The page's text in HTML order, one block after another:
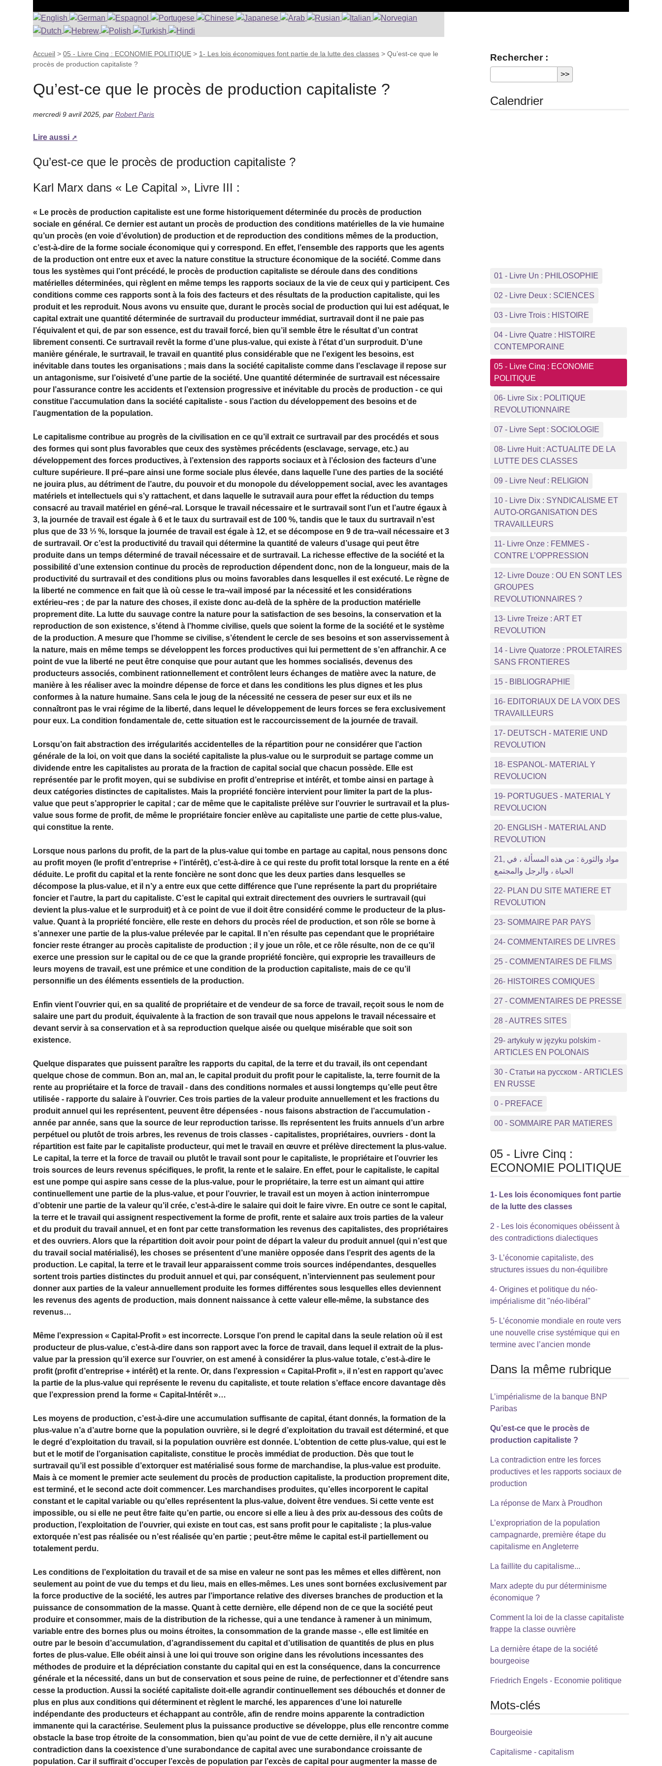
Accueil >05 - Livre Cinq : ECONOMIE POLITIQUE > 1- Les lois économiques font partie de la lutte des classes >Qu’est-ce que le
procès de production capitaliste ?
Qu’est-ce que le procès de production capitaliste ?
mercredi 9 avril 2025 ,parRobert Paris
Lire aussi
Qu’est-ce que le procès de production capitaliste ?
Karl Marx dans « Le Capital », Livre III :
« Le procès de production capitaliste est une forme historiquement déterminée du procès de production
sociale en général. Ce dernier est autant un procès de production des conditions matérielles de la vie humaine
qu’un procès (en voie d’évolution) de production et de reproduction des conditions mêmes de la production,
c’est-à-dire de la forme sociale économique qui y correspond. En effet, l’ensemble des rapports que les agents
de la production ont entre eux et avec la nature constitue la structure économique de la société. Comme dans
tous les systèmes qui l’ont précédé, le procès de production capitaliste se déroule dans des conditions
matérielles déterminées, qui règlent en même temps les rapports sociaux de la vie de ceux qui y participent. Ces
conditions comme ces rapports sont à la fois des facteurs et des résultats de la production capitaliste, qui les
produit et les reproduit. Nous avons vu ensuite que, durant le procès social de production qui lui est adéquat, le
capital extrait une quantité déterminée de surtravail du producteur immédiat, surtravail dont il ne paie pas
l’équivalent et qui, de par son essence, est du travail forcé, bien qu’il semble être le résultat d’un contrat
librement consenti. Ce surtravail revêt la forme d’une plus-value, qui existe à l’état d’un surproduit. D’une
manière générale, le surtravail, le travail en quantité plus considérable que ne l’exigent les besoins, est
inévitable dans toutes les organisations ; mais dans la société capitaliste comme dans l’esclavage il repose sur
un antagonisme, sur l’oisiveté d’une partie de la société. Une quantité déterminée de surtravail est nécessaire
pour l’assurance contre les accidents et l’extension progressive et inévitable du procès de production - ce qui
constitue l’accumulation dans la société capitaliste - sous l’action du développement des besoins et de
l’augmentation de la population.
Le capitalisme contribue au progrès de la civilisation en ce qu’il extrait ce surtravail par des procédés et sous
des formes qui sont plus favorables que ceux des systèmes précédents (esclavage, servage, etc.) au
développement des forces productives, à l’extension des rapports sociaux et à l’éclosion des facteurs d’une
culture supérieure. Il pré¬pare ainsi une forme sociale plus élevée, dans laquelle l’une des parties de la société
ne jouira plus, au détriment de l’autre, du pouvoir et du monopole du développement social, avec les avantages
matériels et intellectuels qui s’y rattachent, et dans laquelle le sutravail aura pour effet la réduction du temps
consacré au travail matériel en géné¬ral. Lorsque le travail nécessaire et le surtravail sont l’un et l’autre égaux à
3, la journée de travail est égale à 6 et le taux du surtravail est de 100 %, tandis que le taux du surtravail n’est
plus que de 33 ⅓ %, lorsque la journée de travail est égale à 12, et se décompose en 9 de tra¬vail nécessaire et 3
de surtravail. Or c’est la productivité du travail qui détermine la quantité de valeurs d’usage qui peut être
produite dans un temps déterminé de travail nécessaire et de surtravail. La richesse effective de la société et la
possibilité d’une extension continue du procès de reproduction dépendent donc, non de la longueur, mais de la
productivité du surtravail et des conditions plus ou moins favorables dans lesquelles il est exécuté. Le règne de
la liberté ne commence en fait que là où cesse le tra¬vail imposé par la nécessité et les considérations
extérieu¬res ; de par la nature des choses, il existe donc au-delà de la sphère de la production matérielle
proprement dite. La lutte du sauvage contre la nature pour la satisfaction de ses besoins, la conservation et la
reproduction de son existence, s’étend à l’homme civilise, quels que soient la forme de la société et le système
de la production. A mesure que l’homme se civilise, s’étendent le cercle de ses besoins et son asservissement à
la nature, mais en même temps se développent les forces productives qui lui permettent de s’en affranchir. A ce
point de vue la liberté ne peut être conquise que pour autant que les hommes socialisés, devenus des
producteurs associés, combinent rationnellement et contrôlent leurs échanges de matière avec la nature, de
manière à les réaliser avec la moindre dépense de force et dans les conditions les plus dignes et les plus
conformes à la nature humaine. Sans cela le joug de la nécessité ne cessera de peser sur eux et ils ne
connaîtront pas le vrai régime de la liberté, dans lequel le développement de leurs forces se fera exclusivement
pour eux. La condition fondamentale de, cette situation est le raccourcissement de la journée de travail.
Lorsqu’on fait abstraction des irrégularités accidentelles de la répartition pour ne considérer que l’action
générale de la loi, on voit que dans la société capitaliste la plus-value ou le surproduit se partage comme un
dividende entre les capitalistes au prorata de la fraction de capital social que chacun possède. Elle est
représentée par le profit moyen, qui se subdivise en profit d’entreprise et intérêt, et tombe ainsi en partage à
deux catégories distinctes de capitalistes. Mais la propriété foncière intervient pour limiter la part de la plus-
value que peut s’approprier le capital ; car de même que le capitaliste prélève sur l’ouvrier le surtravail et la plus-
value sous forme de profit, de même le propriétaire foncier enlève au capitaliste une partie de cette plus-value,
qui constitue la rente.
Lorsque nous parlons du profit, de la part de la plus-value qui tombe en partage au capital, nous pensons donc
au profit moyen (le profit d’entreprise + l’intérêt), c’est-à-dire à ce qui reste du profit total lorsque la rente en a été
déduite. Le profit du capital et la rente foncière ne sont donc que les deux parties dans lesquelles se
décompose la plus-value, et il n’y a entre eux que cette différence que l’une représente la part du propriétaire
foncier et l’autre, la part du capitaliste. C’est le capital qui extrait directement des ouvriers le surtravail (qui
devient la plus-value et le surproduit) et à ce point de vue il doit être considéré comme le producteur de la plus-
value. Quant à la propriété foncière, elle reste en dehors du procès réel de production, et son rôle se borne à
s’annexer une partie de la plus-value prélevée par le capital. Il n’en résulte pas cependant que le propriétaire
foncier reste étranger au procès capitaliste de production ; il y joue un rôle, et ce rôle résulte, non de ce qu’il
exerce une pression sur le capital ou de ce que la grande propriété foncière, qui exproprie les travailleurs de
leurs moyens de travail, est une prémice et une condition de la production capitaliste, mais de ce qu’il
personnifie un des éléments essentiels de la production.
Enfin vient l’ouvrier qui, en sa qualité de propriétaire et de vendeur de sa force de travail, reçoit sous le nom de
salaire une part du produit, équivalente à la fraction de son travail que nous appelons le travail nécessaire et
devant servir à sa conservation et à sa reproduction quelque aisée ou quelque misérable que soit son
existence.
Quelque disparates que puissent paraître les rapports du capital, de la terre et du travail, ils ont cependant
quelque chose de commun. Bon an, mal an, le capital produit du profit pour le capitaliste, la, terre fournit de la
rente au propriétaire et la force de travail - dans des conditions normales et aussi longtemps qu’elle peut être
utilisée - rapporte du salaire à l’ouvrier. Ces trois parties de la valeur produite annuellement et les fractions du
produit annuel qui les représentent, peuvent être dépensées - nous faisons abstraction de l’accumulation -
année par année, sans que la source de leur reproduction tarisse. Ils représentent les fruits annuels d’un arbre
perpétuel ou plutôt de trois arbres, les revenus de trois classes - capitalistes, propriétaires, ouvriers - dont la
répartition est faite par le capitaliste producteur, qui met le travail en œuvre et prélève directement la plus-value.
Le capital, la terre et la force de travail ou plutôt le travail sont pour le capitaliste, le propriétaire et l’ouvrier les
trois sources de leurs revenus spécifiques, le profit, la rente et le salaire. En effet, pour le capitaliste, le capital
est une pompe qui aspire sans cesse de la plus-value, pour le propriétaire, la terre est un aimant qui attire
continuellement une partie de la plus-value, et pour l’ouvrier, le travail est un moyen à action ininterrompue
d’obtenir une partie de la valeur qu’il crée, c’est-à-dire le salaire qui doit le faire vivre. En outre ce sont le capital,
la terre et le travail qui assignent respectivement la forme de profit, rente et salaire aux trois parties de la valeur
et du produit du travail annuel, et en font par cette transformation les revenus des capitalistes, des propriétaires
et des ouvriers. Alors que la répartition doit avoir pour point de départ la valeur du produit annuel (qui n’est que
du travail social matérialisé), les choses se présentent d’une manière opposée dans l’esprit des agents de la
production. Le capital, la terre et le travail leur apparaissent comme trois sources indépendantes, desquelles
sortent trois parties distinctes du produit annuel et qui, par conséquent, n’interviennent pas seulement pour
donner aux parties de la valeur annuellement produite les formes différentes sous lesquelles elles deviennent
les revenus des agents de production, mais donnent naissance à cette valeur elle-même, la substance des
revenus…
Même l’expression « Capital-Profit » est incorrecte. Lorsque l’on prend le capital dans la seule relation où il est
producteur de plus-value, c’est-à-dire dans son rapport avec la force de travail, dans lequel il extrait de la plus-
value par la pression qu’il exerce sur l’ouvrier, on est amené à considérer la plus-value totale, c’est-à-dire le
profit (profit d’entreprise + intérêt) et la rente. Or, dans l’expression « Capital-Profit », il n’est en rapport qu’avec
la partie de la plus-value qui représente le revenu du capitaliste, et toute relation s’efface encore davantage dès
que l’expression prend la forme « Capital-Intérêt »…
Les moyens de production, c’est-à-dire une accumulation suffisante de capital, étant donnés, la formation de la
plus-value n’a d’autre borne que la population ouvrière, si le degré d’exploitation du travail est déterminé, et que
le degré d’exploitation du travail, si la population ouvrière est donnée. L’obtention de cette plus-value, qui est le
but et le motif de l’organisation capitaliste, constitue le procès immédiat de production. Dès que tout le
surtravail qu’il est possible d’extorquer est matérialisé sous forme de marchandise, la plus-value est produite.
Mais à ce moment le premier acte seulement du procès de production capitaliste, la production proprement dite,
est terminé, et le second acte doit commencer. Les marchandises produites, qu’elles incorporent le capital
constant et le capital variable ou qu’elles représentent la plus-value, doivent être vendues. Si cette vente est
impossible, ou si elle ne peut être faite qu’en partie, ou encore si elle a lieu à des prix au-dessous des coûts de
production, l’exploitation de l’ouvrier, qui existe en tout cas, est sans profit pour le capitaliste ; la plus-value
extorquée n’est pas réalisée ou n’est réalisée qu’en partie ; peut-être même le capital est-il partiellement ou
totalement perdu.
Les conditions de l’exploitation du travail et de sa mise en valeur ne sont pas les mêmes et elles diffèrent, non
seulement au point de vue du temps et du lieu, mais en elles-mêmes. Les unes sont bornées exclusivement par
la force productive de la société, les autres par l’importance relative des diverses branches de production et la
puissance de consommation de la masse. Quant à cette dernière, elle dépend non de ce que la société peut
produire et consommer, mais de la distribution de la richesse, qui a une tendance à ramener à un minimum,
variable entre des bornes plus ou moins étroites, la consommation de la grande masse -, elle est limitée en
outre par le besoin d’accumulation, d’agrandissement du capital et d’utilisation de quantités de plus en plus
fortes de plus-value. Elle obéit ainsi à une loi qui trouve son origine dans les révolutions incessantes des
méthodes de produire et la dépréciation constante du capital qui en est la conséquence, dans la concurrence
générale et la nécessité, dans un but de conservation et sous peine de ruine, de perfectionner et d’étendre sans
cesse la production. Aussi la société capitaliste doit-elle agrandir continuellement ses débouchés et donner de
plus en plus aux conditions qui déterminent et règlent le marché, les apparences d’une loi naturelle
indépendante des producteurs et échappant au contrôle, afin de rendre moins apparente la contradiction
immanente qui la caractérise. Seulement plus la puissance productive se développe, plus elle rencontre comme
obstacle la base trop étroite de la consommation, bien qu’au point de vue de cette dernière, il n’y ait aucune
contradiction dans la coexistence d’une surabondance de capital avec une surabondance croissante de
population. Car il suffirait d’occuper l’excès de population par l’excès de capital pour augmenter la masse de
Rechercher :
Calendrier
01 - Livre Un : PHILOSOPHIE
02 - Livre Deux : SCIENCES
03 - Livre Trois : HISTOIRE
04 - Livre Quatre : HISTOIRE
CONTEMPORAINE
05 - Livre Cinq : ECONOMIE
POLITIQUE
06- Livre Six : POLITIQUE
REVOLUTIONNAIRE
07 - Livre Sept : SOCIOLOGIE
08- Livre Huit : ACTUALITE DE LA
LUTTE DES CLASSES
09 - Livre Neuf : RELIGION
10 - Livre Dix : SYNDICALISME ET
AUTO-ORGANISATION DES
TRAVAILLEURS
11- Livre Onze : FEMMES -
CONTRE L’OPPRESSION
12- Livre Douze : OU EN SONT LES
GROUPES
REVOLUTIONNAIRES ?
13- Livre Treize : ART ET
REVOLUTION
14 - Livre Quatorze : PROLETAIRES
SANS FRONTIERES
15 - BIBLIOGRAPHIE
16- EDITORIAUX DE LA VOIX DES
TRAVAILLEURS
17- DEUTSCH - MATERIE UND
REVOLUTION
18- ESPANOL- MATERIAL Y
REVOLUCION
19- PORTUGUES - MATERIAL Y
REVOLUCION
20- ENGLISH - MATERIAL AND
REVOLUTION
21, مواد والثورة : من هذه المسألة ، في
الحياة ، والرجل والمجتمع
22- PLAN DU SITE MATIERE ET
REVOLUTION
23- SOMMAIRE PAR PAYS
24- COMMENTAIRES DE LIVRES
25 - COMMENTAIRES DE FILMS
26- HISTOIRES COMIQUES
27 - COMMENTAIRES DE PRESSE
28 - AUTRES SITES
29- artykuły w języku polskim -
ARTICLES EN POLONAIS
30 - Статьи на русском - ARTICLES
EN RUSSE
0 - PREFACE
00 - SOMMAIRE PAR MATIERES
05 - Livre Cinq :
ECONOMIE POLITIQUE
1- Les lois économiques font partie
de la lutte des classes
2 - Les lois économiques obéissent à
des contradictions dialectiques
3- L’économie capitaliste, des
structures issues du non-équilibre
4- Origines et politique du néo-
impérialisme dit "néo-libéral"
5- L’économie mondiale en route vers
une nouvelle crise systémique qui en
termine avec l’ancien monde
Dans la même rubrique
L’impérialisme de la banque BNP
Paribas
Qu’est-ce que le procès de
production capitaliste ?
La contradiction entre les forces
productives et les rapports sociaux de
production
La réponse de Marx à Proudhon
L’expropriation de la population
campagnarde, première étape du
capitalisme en Angleterre
La faillite du capitalisme...
Marx adepte du pur déterminisme
économique ?
Comment la loi de la classe capitaliste
frappe la classe ouvrière
La dernière étape de la société
bourgeoise
Friedrich Engels - Economie politique
Mots-clés
Bourgeoisie
Capitalisme - capitalism